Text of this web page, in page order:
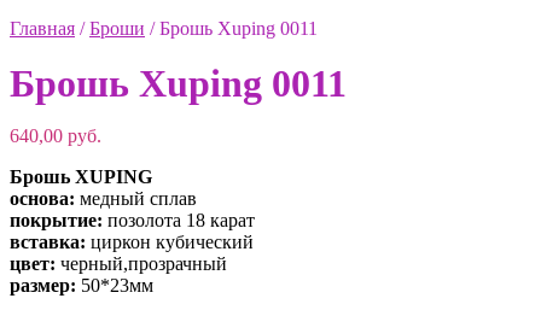
Главная /Броши /Брошь Xuping 0011
Брошь Xuping 0011
640,00 руб.
Брошь XUPING
основа: медный сплав
покрытие: позолота 18 карат
вставка: циркон кубический
цвет: черный,прозрачный
размер: 50*23мм